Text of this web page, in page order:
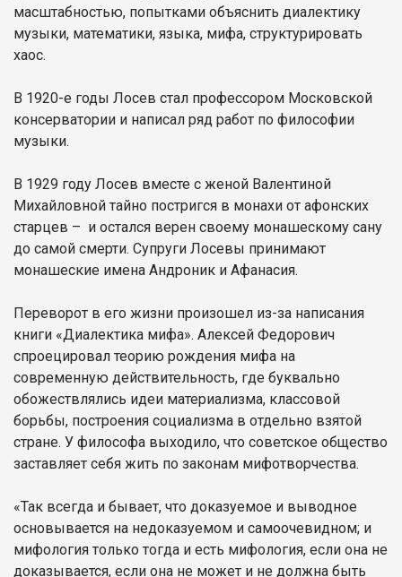
масштабностью, попытками объяснить диалектику
музыки, математики, языка, мифа, структурировать
хаос.
В 1920-е годы Лосев стал профессором Московской
консерватории и написал ряд работ по философии
музыки.
В 1929 году Лосев вместе с женой Валентиной
Михайловной тайно постригся в монахи от афонских
старцев – и остался верен своему монашескому сану
до самой смерти. Супруги Лосевы принимают
монашеские имена Андроник и Афанасия.
Переворот в его жизни произошел из-за написания
книги «Диалектика мифа». Алексей Федорович
спроецировал теорию рождения мифа на
современную действительность, где буквально
обожествлялись идеи материализма, классовой
борьбы, построения социализма в отдельно взятой
стране. У философа выходило, что советское общество
заставляет себя жить по законам мифотворчества.
«Так всегда и бывает, что доказуемое и выводное
основывается на недоказуемом и самоочевидном; и
мифология только тогда и есть мифология, если она не
доказывается, если она не может и не должна быть